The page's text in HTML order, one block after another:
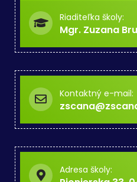
Riaditeľka školy:
Mgr. Zuzana
Kontaktný e-mail:
Adresa školy: